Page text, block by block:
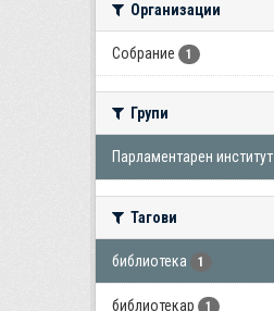
Организации
Собрание 1
Групи
Парламентарен институт
Тагови
библиотека 1
библиотекар 1